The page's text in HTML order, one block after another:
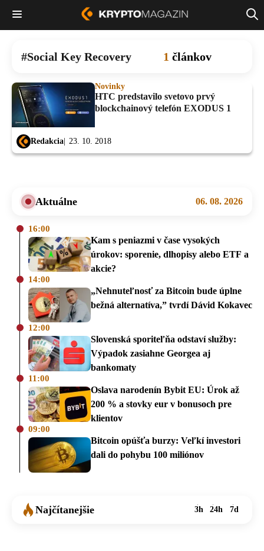
Social Key Recovery 1 článkov
Novinky
HTC predstavilo svetovo prvý
blockchainový telefón EXODUS 1
Redakcia 23. 10. 2018
Aktuálne 06. 08. 2026
16:00
Kam s peniazmi v čase vysokých
úrokov: sporenie, dlhopisy alebo ETF a
akcie?
14:00
„Nehnuteľnosť za Bitcoin bude úplne
bežná alternatíva,” tvrdí Dávid Kokavec
12:00
Slovenská sporiteľňa odstaví služby:
Výpadok zasiahne Georgea aj
bankomaty
11:00
Oslava narodenín Bybit EU: Úrok až
200 % a stovky eur v bonusoch pre
klientov
09:00
Bitcoin opúšťa burzy: Veľkí investori
dali do pohybu 100 miliónov
Najčítanejšie 3h 24h 7d